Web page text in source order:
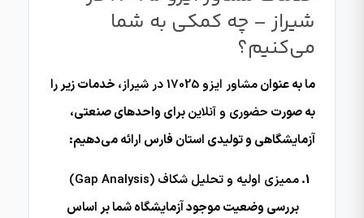
شیراز – چه کمکی به شما
می‌کنیم؟
ما به عنوانمشاور ایزو 17025 در شیراز
، خدمات زیر را
به صورت حضوری و آنلاینبرای واحدهای صنعتی،
آزمایشگاهی و تولیدی استان فارس ارائه می‌دهیم:
ممیزی اولیه و تحلیل شکاف (Gap Analysis)
بررسی وضعیت موجود آزمایشگاه شما بر اساس